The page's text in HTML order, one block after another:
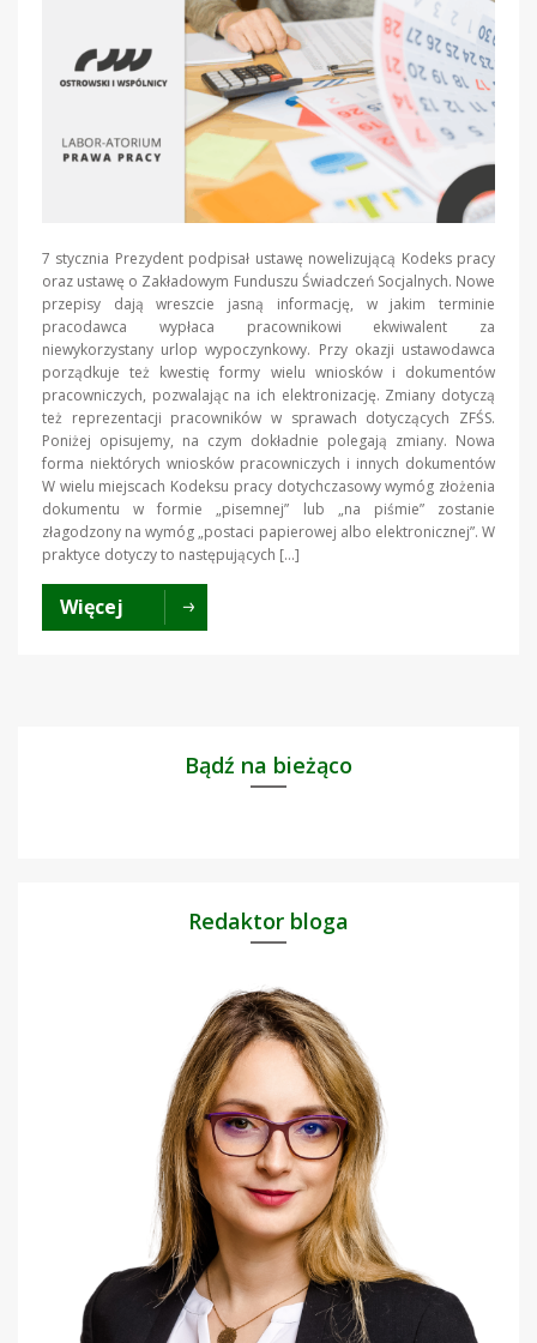
7 stycznia Prezydent podpisał ustawę nowelizującą Kodeks pracy
oraz ustawę o Zakładowym Funduszu Świadczeń Socjalnych. Nowe
przepisy dają wreszcie jasną informację, w jakim terminie
pracodawca wypłaca pracownikowi ekwiwalent za
niewykorzystany urlop wypoczynkowy. Przy okazji ustawodawca
porządkuje też kwestię formy wielu wniosków i dokumentów
pracowniczych, pozwalając na ich elektronizację. Zmiany dotyczą
też reprezentacji pracowników w sprawach dotyczących ZFŚS.
Poniżej opisujemy, na czym dokładnie polegają zmiany. Nowa
forma niektórych wniosków pracowniczych i innych dokumentów
W wielu miejscach Kodeksu pracy dotychczasowy wymóg złożenia
dokumentu w formie „pisemnej” lub „na piśmie” zostanie
złagodzony na wymóg „postaci papierowej albo elektronicznej”. W
praktyce dotyczy to następujących […]
Więcej
Bądź na bieżąco
Redaktor bloga